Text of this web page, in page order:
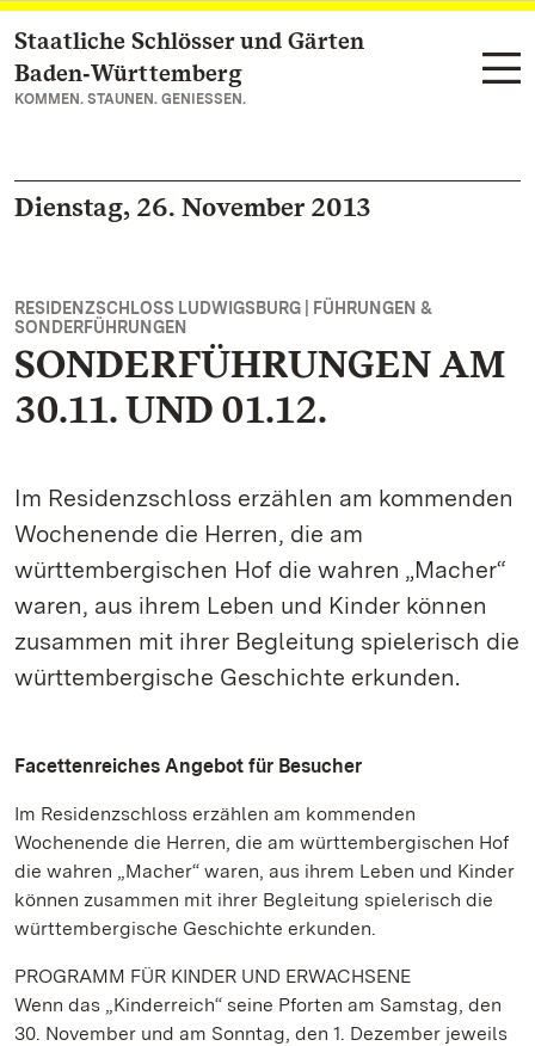
Zum Hauptinhalt springen
Staatliche Schlösser und Gärten
Baden‑Württemberg
KOMMEN. STAUNEN. GENIESSEN.
Dienstag, 26. November 2013
RESIDENZSCHLOSS LUDWIGSBURG | FÜHRUNGEN &
SONDERFÜHRUNGEN
SONDERFÜHRUNGEN AM
30.11. UND 01.12.
Im Residenzschloss erzählen am kommenden
Wochenende die Herren, die am
württembergischen Hof die wahren „Macher“
waren, aus ihrem Leben und Kinder können
zusammen mit ihrer Begleitung spielerisch die
württembergische Geschichte erkunden.
Facettenreiches Angebot für Besucher
Im Residenzschloss erzählen am kommenden
Wochenende die Herren, die am württembergischen Hof
die wahren „Macher“ waren, aus ihrem Leben und Kinder
können zusammen mit ihrer Begleitung spielerisch die
württembergische Geschichte erkunden.
PROGRAMM FÜR KINDER UND ERWACHSENE
Wenn das „Kinderreich“ seine Pforten am Samstag, den
30. November und am Sonntag, den 1. Dezember jeweils